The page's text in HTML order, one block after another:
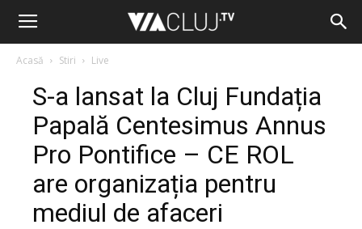
Acasă Stiri Live
S-a lansat la Cluj Fundația
Papală Centesimus Annus
Pro Pontifice – CE ROL
are organizația pentru
mediul de afaceri